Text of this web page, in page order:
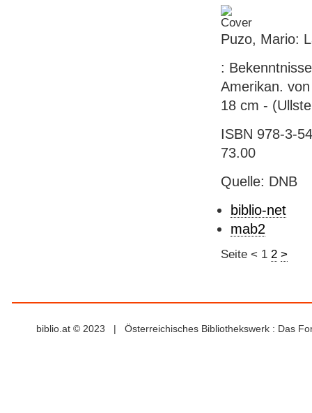
Puzo, Mario:
:
Amerikan.
18 cm -
ISBN 978-3-
73.00
Quelle: DNB
biblio-net
mab2
Seite < 1 2 >
biblio.at © 2023 | Österreichisches Bibliothekswerk : Das